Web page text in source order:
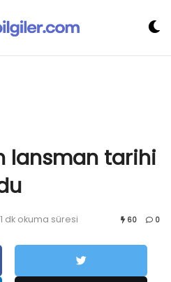
lansman tarihi
1 dk okuma süresi 60 0